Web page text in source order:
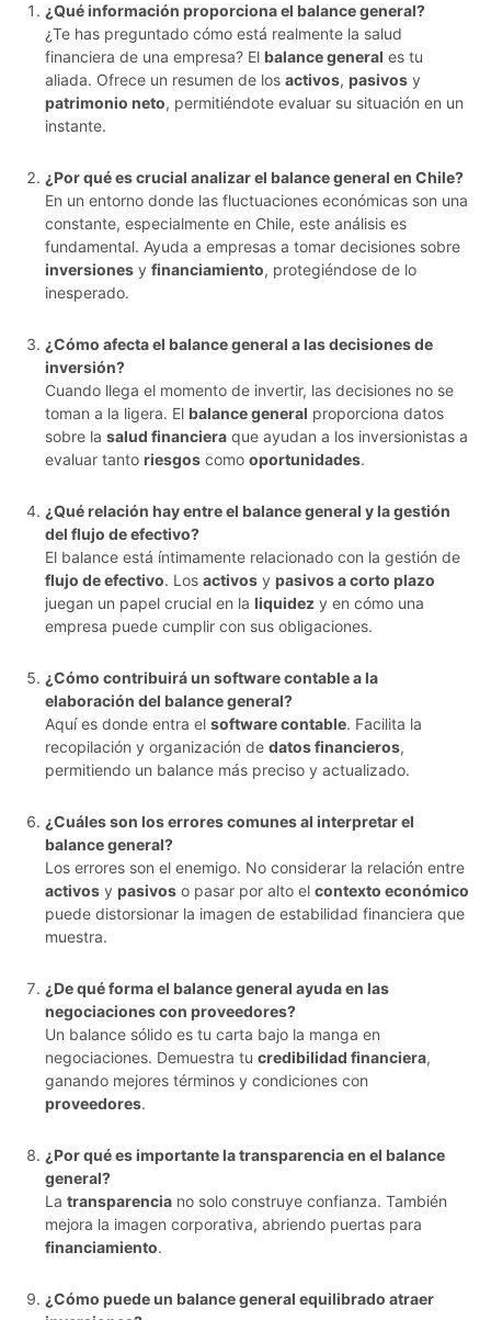
¿Qué información proporciona el balance general?
¿Te has preguntado cómo está realmente la salud
financiera de una empresa? El balance general es tu
aliada. Ofrece un resumen de los activos, pasivos y
patrimonio neto, permitiéndote evaluar su situación en un
instante.
¿Por qué es crucial analizar el balance general en Chile?
En un entorno donde las fluctuaciones económicas son una
constante, especialmente en Chile, este análisis es
fundamental. Ayuda a empresas a tomar decisiones sobre
inversiones y financiamiento, protegiéndose de lo
inesperado.
¿Cómo afecta el balance general a las decisiones de
inversión?
Cuando llega el momento de invertir, las decisiones no se
toman a la ligera. El balance general proporciona datos
sobre la salud financiera que ayudan a los inversionistas a
evaluar tanto riesgos como oportunidades.
¿Qué relación hay entre el balance general y la gestión
del flujo de efectivo?
El balance está íntimamente relacionado con la gestión de
flujo de efectivo. Los activos y pasivos a corto plazo
juegan un papel crucial en la liquidez y en cómo una
empresa puede cumplir con sus obligaciones.
¿Cómo contribuirá un software contable a la
elaboración del balance general?
Aquí es donde entra el software contable. Facilita la
recopilación y organización de datos financieros,
permitiendo un balance más preciso y actualizado.
¿Cuáles son los errores comunes al interpretar el
balance general?
Los errores son el enemigo. No considerar la relación entre
activos y pasivos o pasar por alto el contexto económico
puede distorsionar la imagen de estabilidad financiera que
muestra.
¿De qué forma el balance general ayuda en las
negociaciones con proveedores?
Un balance sólido es tu carta bajo la manga en
negociaciones. Demuestra tu credibilidad financiera,
ganando mejores términos y condiciones con
proveedores.
¿Por qué es importante la transparencia en el balance
general?
La transparencia no solo construye confianza. También
mejora la imagen corporativa, abriendo puertas para
financiamiento.
¿Cómo puede un balance general equilibrado atraer